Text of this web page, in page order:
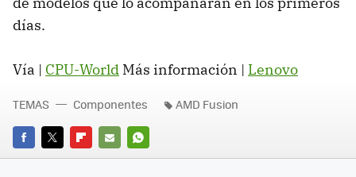
días.
Vía | CPU-World Más información | Lenovo
FACEBOOK
TWITTERFLIPBOARD
E-
WHATSAPP
TEMAS Componentes AMD Fusion